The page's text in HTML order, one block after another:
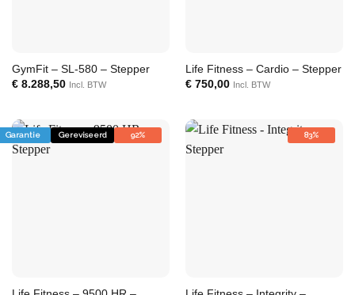
GymFit – SL-580 – Stepper
€8.288,50 Incl. BTW
Life Fitness – Cardio – Stepper
€750,00 Incl. BTW
Garantie Gereviseerd 92% 83%